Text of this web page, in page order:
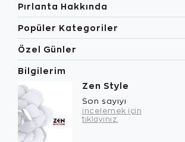
Pırlanta Hakkında
Popüler Kategoriler
Özel Günler
Bilgilerim
Zen Style
Son sayıyı
incelemek için
tıklayınız.